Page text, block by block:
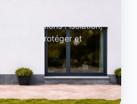
nos solutions : isolation,
pour protéger et